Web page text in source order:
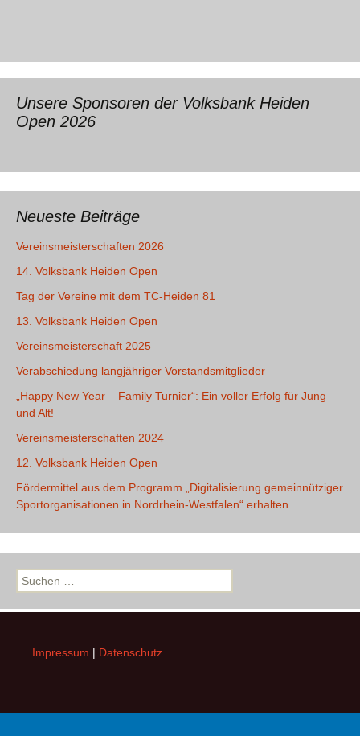
Unsere Sponsoren der Volksbank Heiden
Open 2026
Neueste Beiträge
Vereinsmeisterschaften 2026
14. Volksbank Heiden Open
Tag der Vereine mit dem TC-Heiden 81
13. Volksbank Heiden Open
Vereinsmeisterschaft 2025
Verabschiedung langjähriger Vorstandsmitglieder
„Happy New Year – Family Turnier“: Ein voller Erfolg für Jung
und Alt!
Vereinsmeisterschaften 2024
12. Volksbank Heiden Open
Fördermittel aus dem Programm „Digitalisierung gemeinnütziger
Sportorganisationen in Nordrhein-Westfalen“ erhalten
Suchen
nach:
Impressum | Datenschutz